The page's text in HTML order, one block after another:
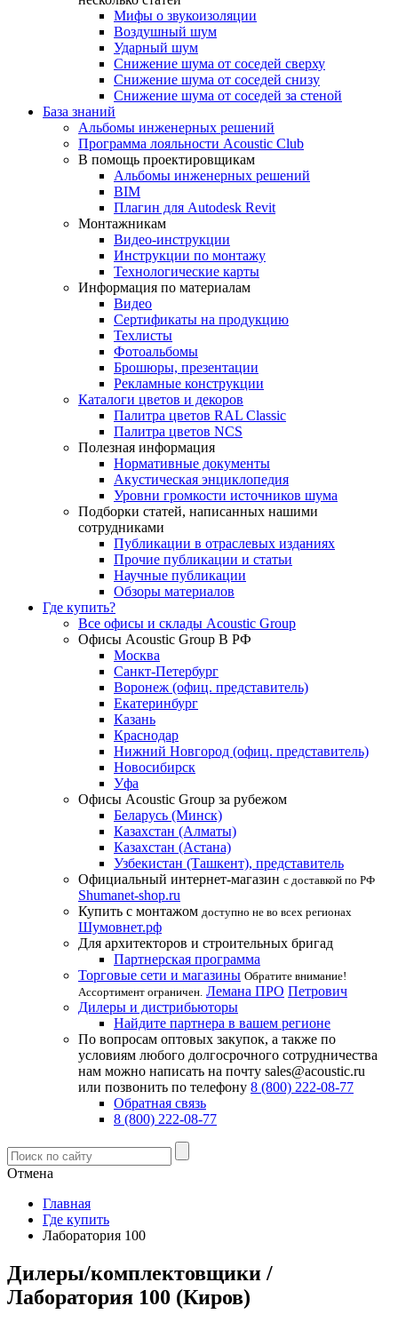
Мифы о звукоизоляции
Воздушный шум
Ударный шум
Снижение шума от соседей сверху
Снижение шума от соседей снизу
Снижение шума от соседей за стеной
База знаний
Альбомы инженерных решений
Программа лояльности Acoustic Club
В помощь проектировщикам
Альбомы инженерных решений
BIM
Плагин для Autodesk Revit
Монтажникам
Видео-инструкции
Инструкции по монтажу
Технологические карты
Информация по материалам
Видео
Сертификаты на продукцию
Техлисты
Фотоальбомы
Брошюры, презентации
Рекламные конструкции
Каталоги цветов и декоров
Палитра цветов RAL Сlassic
Палитра цветов NCS
Полезная информация
Нормативные документы
Акустическая энциклопедия
Уровни громкости источников шума
Подборки статей, написанных нашими
сотрудниками
Публикации в отраслевых изданиях
Прочие публикации и статьи
Научные публикации
Обзоры материалов
Где купить?
Все офисы и склады Acoustic Group
Офисы Acoustic Group В РФ
Москва
Санкт-Петербург
Воронеж (офиц. представитель)
Екатеринбург
Казань
Краснодар
Нижний Новгород (офиц. представитель)
Новосибирск
Уфа
Офисы Acoustic Group за рубежом
Беларусь (Минск)
Казахстан (Алматы)
Казахстан (Астана)
Узбекистан (Ташкент), представитель
Официальный интернет-магазин с доставкой по РФ
Shumanet-shop.ru
Купить с монтажом доступно не во всех регионах
Шумовнет.рф
Для архитекторов и строительных бригад
Партнерская программа
Торговые сети и магазины Обратите внимание!
Ассортимент ограничен. Лемана ПРО Петрович
Дилеры и дистрибьюторы
Найдите партнера в вашем регионе
По вопросам оптовых закупок, а также по
условиям любого долгосрочного сотрудничества
нам можно написать на почту sales@acoustic.ru
или позвонить по телефону 8 (800) 222-08-77
Обратная связь
8 (800) 222-08-77
Отмена
Главная
Где купить
Лаборатория 100
Дилеры/комплектовщики /
Лаборатория 100 (Киров)